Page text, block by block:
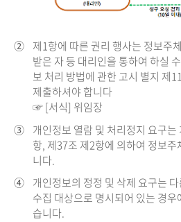
② 제1항에 따른 권리 행사는 정보주
받은 자 등 대리인을 통하여 하실
보 처리 방법에 관한 고시 별지 제
제출하셔야 합니다
☞ [서식] 위임장
③ 개인정보 열람 및 처리정지 요구
항, 제37조 제2항에 의하여 정보
니다.
④ 개인정보의 정정 및 삭제 요구는
수집 대상으로 명시되어 있는 경
습니다.